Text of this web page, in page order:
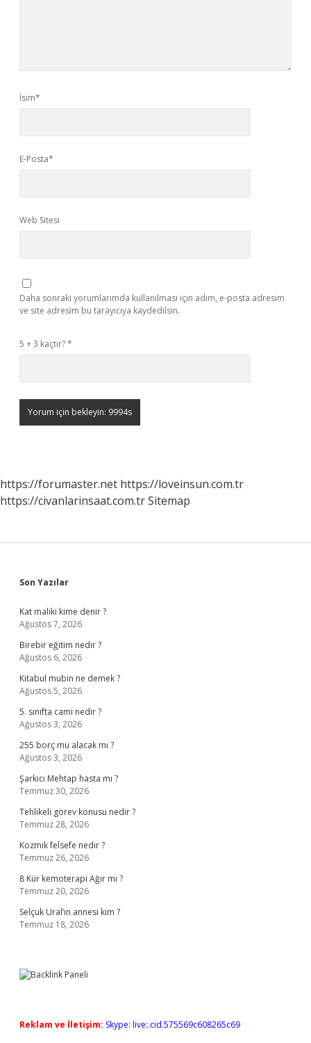
İsim*
E-Posta*
Web Sitesi
Daha sonraki yorumlarımda kullanılması için adım, e-posta adresim
ve site adresim bu tarayıcıya kaydedilsin.
5 + 3 kaçtır?*
https://forumaster.net https://loveinsun.com.tr
https://civanlarinsaat.com.trSitemap
Sidebar
Son Yazılar
Kat maliki kime denir ?
Ağustos 7, 2026
Birebir eğitim nedir ?
Ağustos 6, 2026
Kitabul mubin ne demek ?
Ağustos 5, 2026
5. sınıfta cami nedir ?
Ağustos 3, 2026
255 borç mu alacak mı ?
Ağustos 3, 2026
Şarkıcı Mehtap hasta mı ?
Temmuz 30, 2026
Tehlikeli görev konusu nedir ?
Temmuz 28, 2026
Kozmik felsefe nedir ?
Temmuz 26, 2026
8 Kür kemoterapi Ağır mı ?
Temmuz 20, 2026
Selçuk Ural’ın annesi kim ?
Temmuz 18, 2026
Reklam ve İletişim: Skype: live:.cid.575569c608265c69